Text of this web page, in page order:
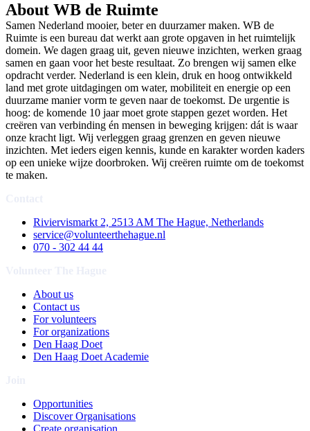
About WB de Ruimte
Samen Nederland mooier, beter en duurzamer maken. WB de
Ruimte is een bureau dat werkt aan grote opgaven in het ruimtelijk
domein. We dagen graag uit, geven nieuwe inzichten, werken graag
samen en gaan voor het beste resultaat. Zo brengen wij samen elke
opdracht verder. Nederland is een klein, druk en hoog ontwikkeld
land met grote uitdagingen om water, mobiliteit en energie op een
duurzame manier vorm te geven naar de toekomst. De urgentie is
hoog: de komende 10 jaar moet grote stappen gezet worden. Het
creëren van verbinding én mensen in beweging krijgen: dát is waar
onze kracht ligt. Wij verleggen graag grenzen en geven nieuwe
inzichten. Met ieders eigen kennis, kunde en karakter worden kaders
op een unieke wijze doorbroken. Wij creëren ruimte om de toekomst
te maken.
Riviervismarkt 2, 2513 AM The Hague, Netherlands
service@volunteerthehague.nl
070 - 302 44 44
About us
Contact us
For volunteers
For organizations
Den Haag Doet
Den Haag Doet Academie
Opportunities
Discover Organisations
Create organisation